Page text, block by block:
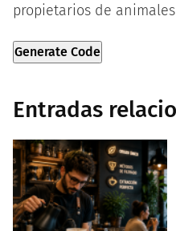
propietarios de
Generate Code
Entradas